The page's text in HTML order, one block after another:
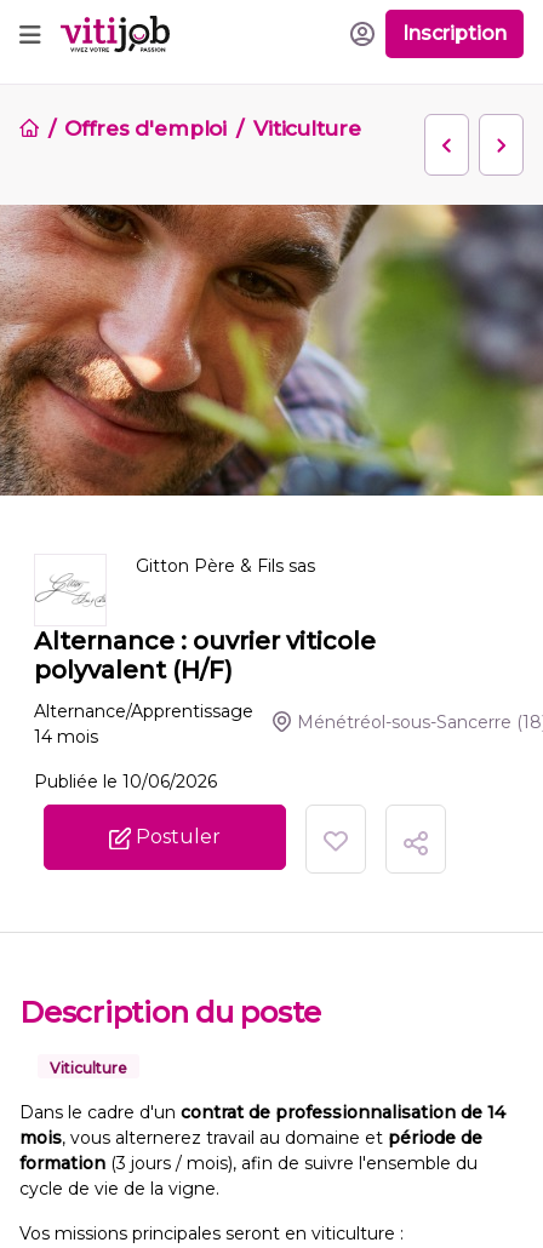
Inscription
Offres d'emploi Viticulture
Gitton Père & Fils sas
Alternance : ouvrier viticole
polyvalent (H/F)
Alternance/Apprentissage
14 mois
Ménétréol-sous-Sancerre
Publiée le 10/06/2026
Postuler
Description du poste
Viticulture
Dans le cadre d'un contrat de professionnalisation de 14
mois, vous alternerez travail au domaine et période de
formation (3 jours / mois), afin de suivre l'ensemble du
cycle de vie de la vigne.
Vos missions principales seront en viticulture :